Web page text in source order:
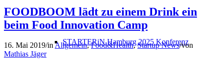
STARTERiN Hamburg 2025 Konferenz
FOODBOOM lädt zu einem Drink ein
beim Food Innovation Camp
16. Mai 2019/inAllgemein,Food&Health,Startup News/von
Mathias Jäger